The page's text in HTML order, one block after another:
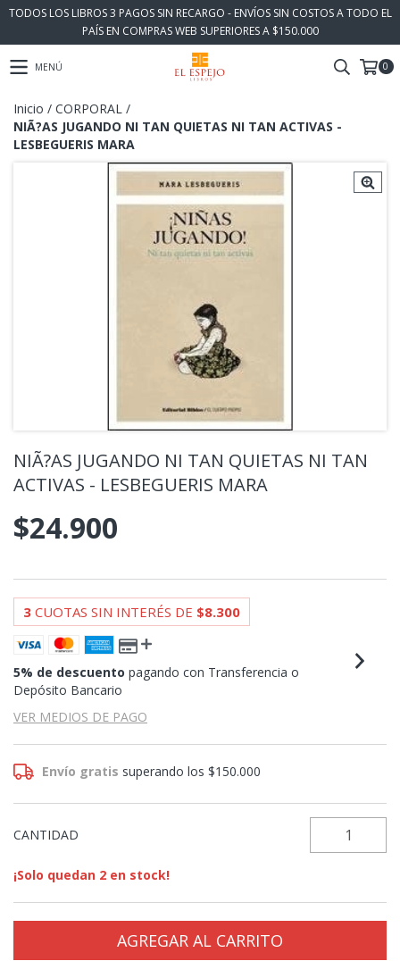
TODOS LOS LIBROS 3 PAGOS SIN RECARGO - ENVÍOS SIN COSTOS A TODO EL
PAÍS EN COMPRAS WEB SUPERIORES A $150.000
MENÚ 0
Inicio / CORPORAL /
NIÃ?AS JUGANDO NI TAN QUIETAS NI TAN ACTIVAS -
LESBEGUERIS MARA
NIÃ?AS JUGANDO NI TAN QUIETAS NI TAN
ACTIVAS - LESBEGUERIS MARA
$24.900
3 CUOTAS SIN INTERÉS DE $8.300
5% de descuento pagando con Transferencia o
Depósito Bancario
VER MEDIOS DE PAGO
Envío gratis superando los$150.000
CANTIDAD
¡Solo quedan 2 en stock!